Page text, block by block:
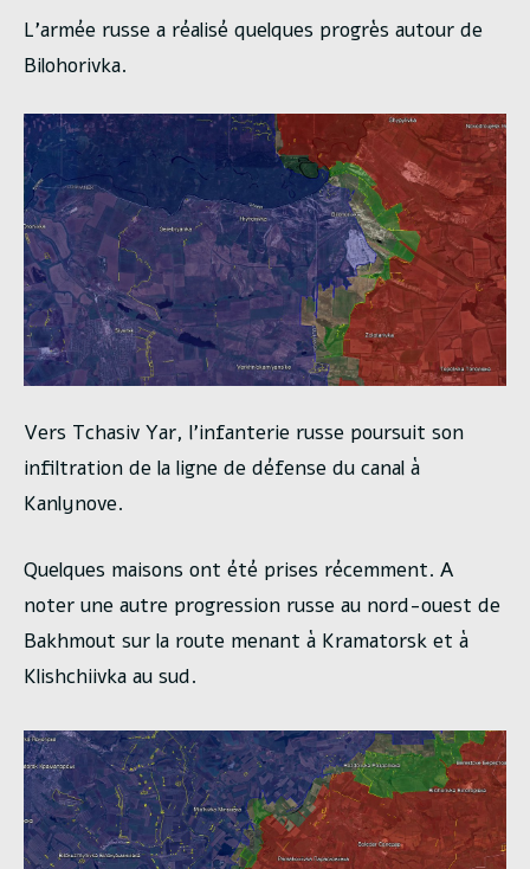
L’armée russe a réalisé quelques progrès autour de
Bilohorivka.
Vers Tchasiv Yar, l’infanterie russe poursuit son
infiltration de la ligne de défense du canal à
Kanlynove.
Quelques maisons ont été prises récemment. A
noter une autre progression russe au nord-ouest de
Bakhmout sur la route menant à Kramatorsk et à
Klishchiivka au sud.